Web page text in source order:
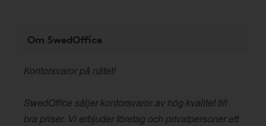
Om SwedOffice
Kontorsvaror på nätet!
SwedOffice säljer kontorsvaror av hög kvalitet till
bra priser. Vi erbjuder företag och privatpersoner ett